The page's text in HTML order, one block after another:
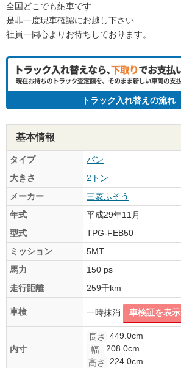
全国どこでも納車です
是非一度現車確認にお越し下さい
社員一同心よりお待ちしております。
トラック入れ替えの流れ
基本情報
タイプ
バン
大きさ
2トン
メーカー
三菱ふそう
年式
平成29年11月
型式
TPG-FEB50
ミッション
5MT
馬力
150 ps
走行距離
259千km
車検 一時抹消 車検証を表示
内寸
長さ
449.0cm
幅
208.0cm
高さ
224.0cm